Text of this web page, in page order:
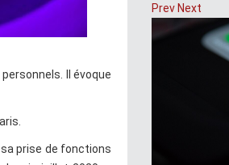
Il évoque
prise de fonctions
Prev Next